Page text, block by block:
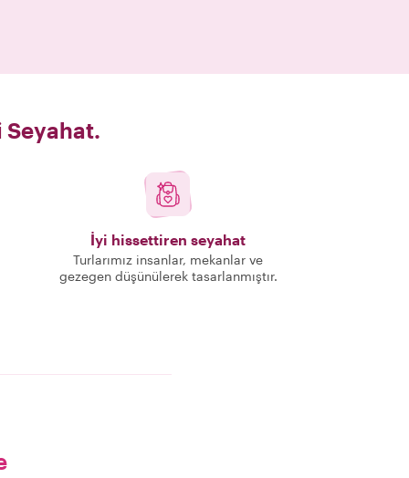
Seyahat.
İyi hissettiren seyahat
Turlarımız insanlar, mekanlar ve
gezegen düşünülerek tasarlanmıştır.